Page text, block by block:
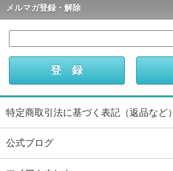
メルマガ登録・解除
特定商取引法に基づく表記（返品など）
公式ブログ